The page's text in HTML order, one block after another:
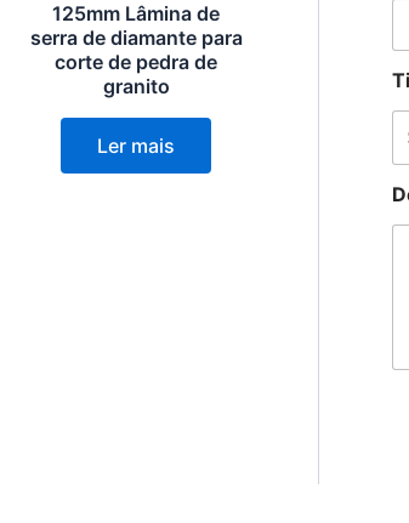
125mm Lâmina de
serra de diamante para
corte de pedra de
granito
Ler mais
d
O